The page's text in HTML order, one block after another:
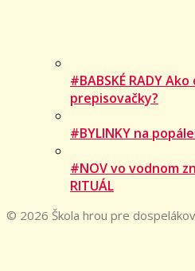
#BABSKÉ RADY
prepisovačky?
#BYLINKY na
#NOV vo vodnom
RITUÁL
© 2026 Škola hrou pre dospelákov